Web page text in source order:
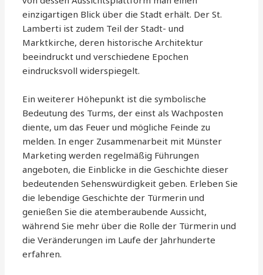
einzigartigen Blick über die Stadt erhält. Der St.
Lamberti ist zudem Teil der Stadt- und
Marktkirche, deren historische Architektur
beeindruckt und verschiedene Epochen
eindrucksvoll widerspiegelt.
Ein weiterer Höhepunkt ist die symbolische
Bedeutung des Turms, der einst als Wachposten
diente, um das Feuer und mögliche Feinde zu
melden. In enger Zusammenarbeit mit Münster
Marketing werden regelmäßig Führungen
angeboten, die Einblicke in die Geschichte dieser
bedeutenden Sehenswürdigkeit geben. Erleben Sie
die lebendige Geschichte der Türmerin und
genießen Sie die atemberaubende Aussicht,
während Sie mehr über die Rolle der Türmerin und
die Veränderungen im Laufe der Jahrhunderte
erfahren.